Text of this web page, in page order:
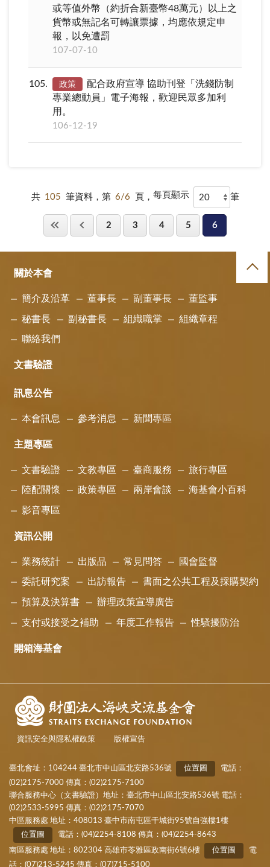
或等值外幣（約折合新臺幣48萬元）以上之
貨幣或無記名可轉讓票據，均應依規定申
報，以免遭罰
107-07-10
105 政策
配合政府宣導 協助刊登「洗錢防制
專業總動員」電子海報，歡迎民眾多加利
用。
106-12-19
共 105 筆資料，第 6/6 頁， 每頁顯示 筆
2 3 4 5 6
關於本會
簡介及沿革 董事長 副董事長 董監事
秘書長 副秘書長 組織職掌 組織章程
聯絡我們
文書驗證
訊息公告
本會訊息 參考消息 新聞專區
主題專區
文書驗證 文教專區 臺商服務 旅行專區
陸配關懷 政策專區 兩岸會談 海基會小百科
影音專區
資訊公開
業務統計 出版品 常見問答 國會監督
委託研究案 出訪報告 書面之公共工程及採購契約
預算及決算書 辦理政策宣導廣告
支付或接受之補助 年度工作報告 性騷擾防治
開箱海基會
資訊安全與隱私權政策 版權宣告
臺北會址：104244 臺北市中山區北安路536號 位置圖
電話：
(02)2175-7000 傳真：(02)2175-7100
聯合服務中心（文書驗證）地址：臺北市中山區北安路536號 電話：
(02)2533-5995 傳真：(02)2175-7070
中區服務處 地址：408013 臺中市南屯區干城街95號自強樓1樓
位置圖
電話：(04)2254-8108 傳真：(04)2254-8643
南區服務處 地址：802304 高雄市苓雅區政南街6號6樓
位置圖
電
話：(07)213-5245 傳真：(07)715-5100